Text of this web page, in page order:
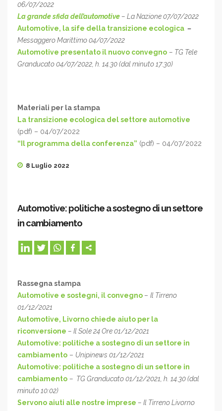
06/07/2022
La grande sfida dell’automotive– La Nazione 07/07/2022
Automotive, la sife della transizione ecologica –
Messaggero Marittimo 04/07/2022
Automotive presentato il nuovo convegno – TG Tele
Granducato 04/07/2022, h. 14.30 (dal minuto 17:30)
Materiali per la stampa
La transizione ecologica del settore automotive
(pdf) – 04/07/2022
“Il programma della conferenza” (pdf) – 04/07/2022
8 Luglio 2022
Automotive: politiche a sostegno di un settore
in cambiamento
Rassegna stampa
Automotive e sostegni, il convegno – Il Tirreno
01/12/2021
Automotive, Livorno chiede aiuto per la
riconversione – Il Sole 24 Ore 01/12/2021
Automotive: politiche a sostegno di un settore in
cambiamento – Unipinews 01/12/2021
Automotive: politiche a sostegno di un settore in
cambiamento – TG Granducato 01/12/2021, h. 14.30 (dal
minuto 10:02)
Servono aiuti alle nostre imprese – Il Tirreno Livorno